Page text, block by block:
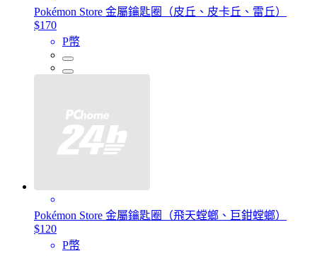
Pokémon Store 金屬鑰匙圈（皮丘、皮卡丘、雷丘）
$170
P幣
Pokémon Store 金屬鑰匙圈（飛天螳螂、巨鉗螳螂）
$120
P幣